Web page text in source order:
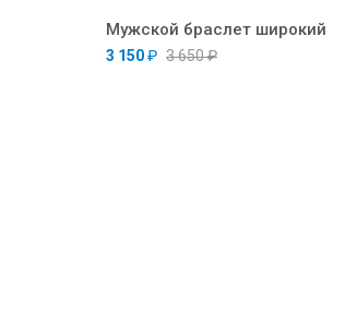
Мужской браслет широкий
3 150₽ 3 650₽